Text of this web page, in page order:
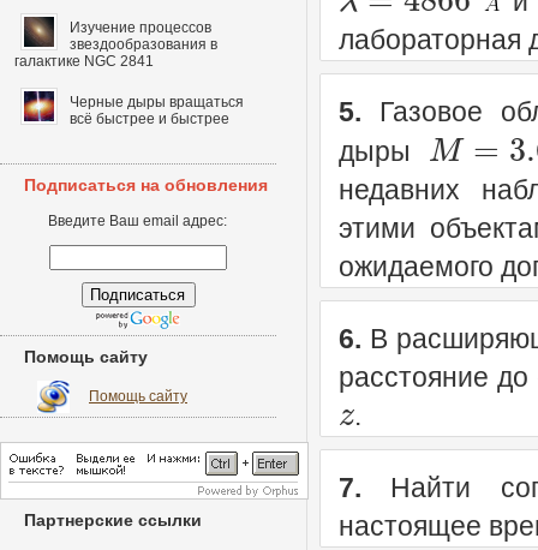
лабораторная
5. Газовое
дыры M =
недавних
этими
ожидаемого
6. В
расстояние
z.
7. Найти
настоящее
Изучение процессов
звездообразования в
галактике NGC 2841
Черные дыры вращаться
всё быстрее и быстрее
Подписаться на обновления
Введите Ваш email адрес:
Помощь сайту
Помощь сайту
Партнерские ссылки